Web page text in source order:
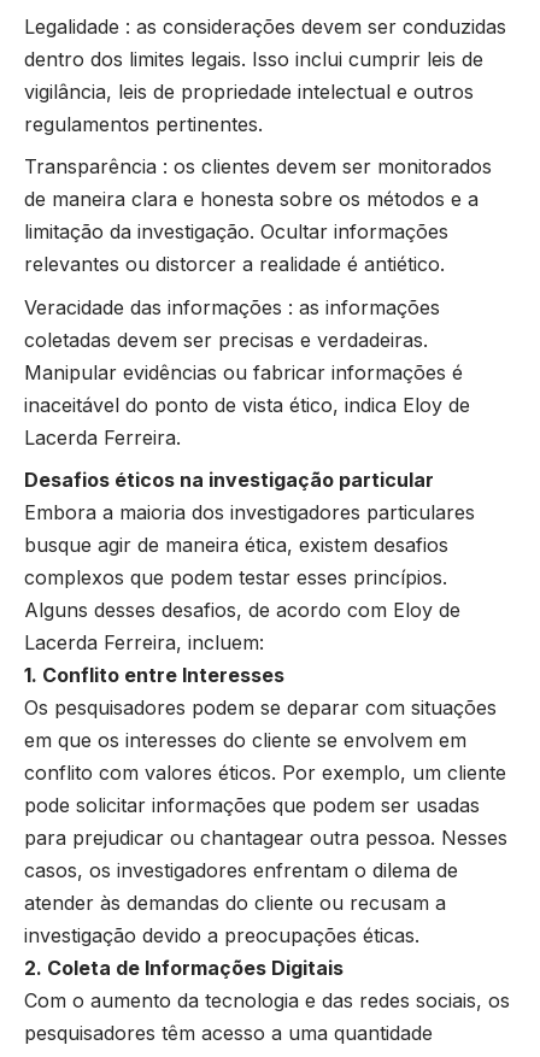
Legalidade : as considerações devem ser conduzidas
dentro dos limites legais. Isso inclui cumprir leis de
vigilância, leis de propriedade intelectual e outros
regulamentos pertinentes.
Transparência : os clientes devem ser monitorados
de maneira clara e honesta sobre os métodos e a
limitação da investigação. Ocultar informações
relevantes ou distorcer a realidade é antiético.
Veracidade das informações : as informações
coletadas devem ser precisas e verdadeiras.
Manipular evidências ou fabricar informações é
inaceitável do ponto de vista ético, indica Eloy de
Lacerda Ferreira.
Desafios éticos na investigação particular
Embora a maioria dos investigadores particulares
busque agir de maneira ética, existem desafios
complexos que podem testar esses princípios.
Alguns desses desafios, de acordo com Eloy de
Lacerda Ferreira, incluem:
1. Conflito entre Interesses
Os pesquisadores podem se deparar com situações
em que os interesses do cliente se envolvem em
conflito com valores éticos. Por exemplo, um cliente
pode solicitar informações que podem ser usadas
para prejudicar ou chantagear outra pessoa. Nesses
casos, os investigadores enfrentam o dilema de
atender às demandas do cliente ou recusam a
investigação devido a preocupações éticas.
2. Coleta de Informações Digitais
Com o aumento da tecnologia e das redes sociais, os
pesquisadores têm acesso a uma quantidade